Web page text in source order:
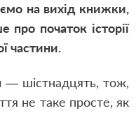
на вихід книжки,
про початок історії
частини.
— шістнадцять, тож,
не таке просте, як